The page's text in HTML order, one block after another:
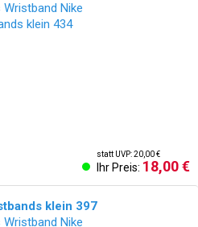
statt UVP: 20,00 €
Ihr Preis: 18,00 €
klein 397